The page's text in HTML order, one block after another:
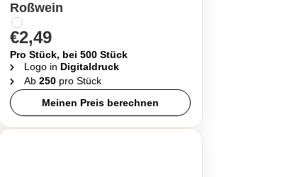
Roßwein
€2,49
Pro Stück, bei 500 Stück
Logo in Digitaldruck
Ab 250pro Stück
Meinen Preis berechnen